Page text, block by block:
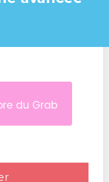
du Grab